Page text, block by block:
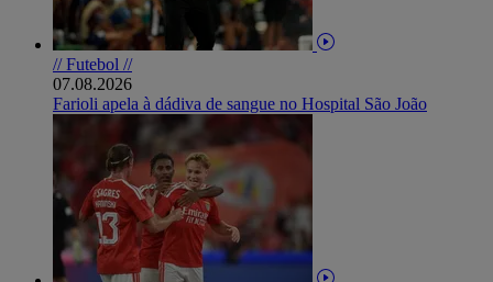
// Futebol //
07.08.2026
Farioli apela à dádiva de sangue no Hospital São João